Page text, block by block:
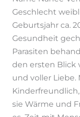
Geschlecht
Geburtsjahr ca.
Gesundheit
Parasiten
den ersten Blick
und voller Liebe.
sie Wärme und